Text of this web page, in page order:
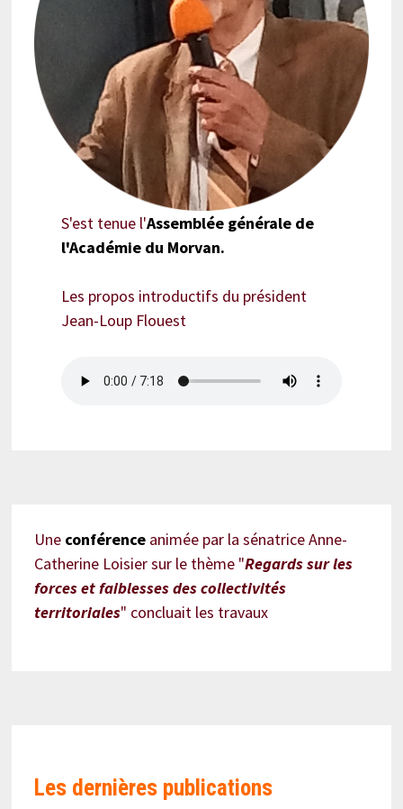
S'est tenue l'Assemblée générale de
l'Académie du Morvan.
Les propos introductifs du président
Jean-Loup Flouest
Une conférence animée par la sénatrice Anne-
Catherine Loisier sur le thème "Regards sur les
forces et faiblesses des collectivités
territoriales" concluait les travaux
Les dernières publications